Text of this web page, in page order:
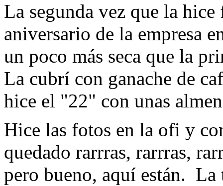
La segunda vez que la
aniversario de la empresa
un poco más seca que la
La cubrí con ganache de
hice el "22" con unas
Hice las fotos en la ofi y
quedado rarrras, rarrras,
pero bueno, aquí están. La